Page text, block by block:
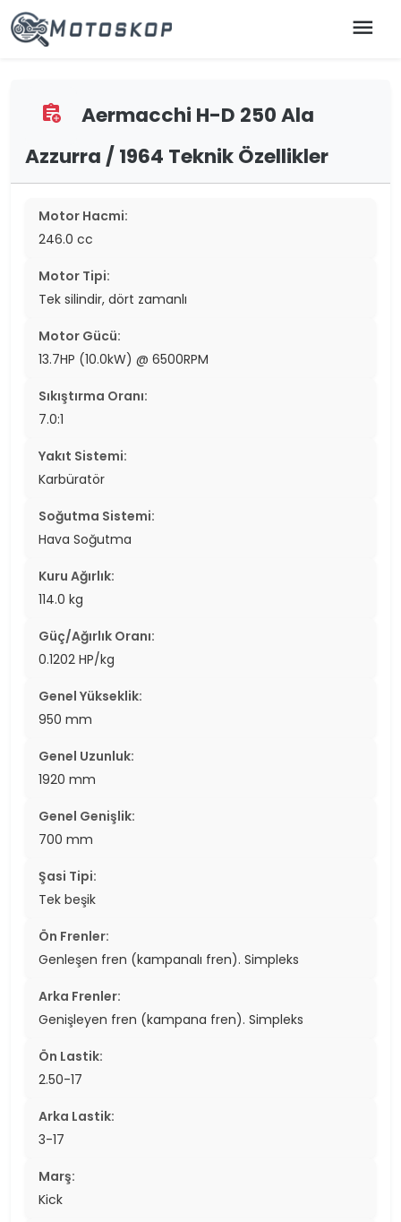
menu
assignment_add
Aermacchi H-D 250 Ala
Azzurra / 1964 Teknik Özellikler
Motor Hacmi:
246.0 cc
Motor Tipi:
Tek silindir, dört zamanlı
Motor Gücü:
13.7HP (10.0kW) @ 6500RPM
Sıkıştırma Oranı:
7.0:1
Yakıt Sistemi:
Karbüratör
Soğutma Sistemi:
Hava Soğutma
Kuru Ağırlık:
114.0 kg
Güç/Ağırlık Oranı:
0.1202 HP/kg
Genel Yükseklik:
950 mm
Genel Uzunluk:
1920 mm
Genel Genişlik:
700 mm
Şasi Tipi:
Tek beşik
Ön Frenler:
Genleşen fren (kampanalı fren). Simpleks
Arka Frenler:
Genişleyen fren (kampana fren). Simpleks
Ön Lastik:
2.50-17
Arka Lastik:
3-17
Marş:
Kick